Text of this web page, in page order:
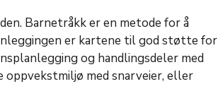
Barnetråkk er en metode for å
er kartene til god støtte for
og handlingsdeler med
med snarveier, eller